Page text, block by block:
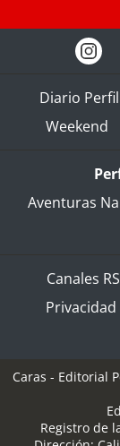
Diario Perfil
Weekend
Aventuras
Canales
Privacidad
Caras - Editorial
Registro de